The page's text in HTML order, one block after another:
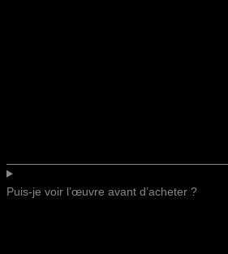
Puis-je voir l’œuvre avant d’acheter ?